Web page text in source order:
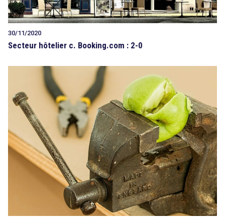
30/11/2020
Secteur hôtelier c. Booking.com : 2-0